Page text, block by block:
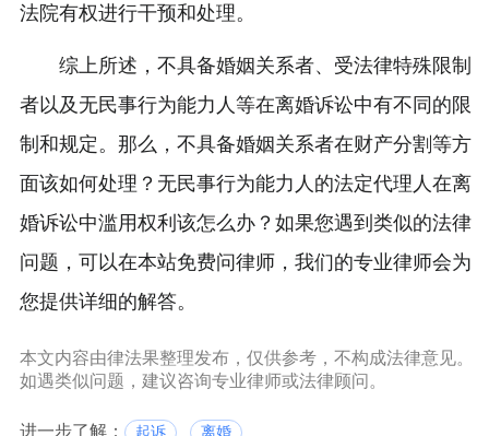
法院有权进行干预和处理。
综上所述，不具备婚姻关系者、受法律特殊限制
者以及无民事行为能力人等在离婚诉讼中有不同的限
制和规定。那么，不具备婚姻关系者在财产分割等方
面该如何处理？无民事行为能力人的法定代理人在离
婚诉讼中滥用权利该怎么办？如果您遇到类似的法律
问题，可以在本站免费问律师，我们的专业律师会为
您提供详细的解答。
本文内容由律法果整理发布，仅供参考，不构成法律意见。
如遇类似问题，建议咨询专业律师或法律顾问。
进一步了解： 起诉 离婚